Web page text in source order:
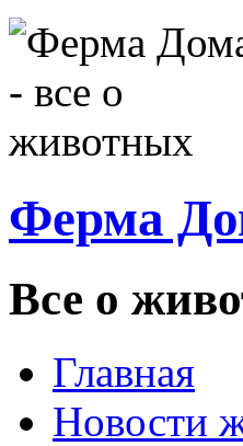
Ферма
Все о
Главная
Новости